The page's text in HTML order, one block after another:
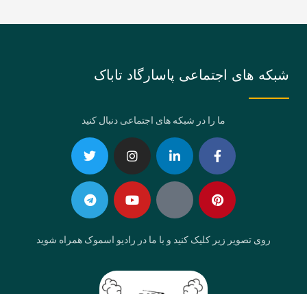
شبکه های اجتماعی پاسارگاد تاباک
ما را در شبکه های اجتماعی دنبال کنید
Facebook-
f
Linkedin-
in
Instagram
Twitter Pinterest
Eaparat
Youtube
Telegram
روی تصویر زیر کلیک کنید و با ما در رادیو اسموک همراه شوید